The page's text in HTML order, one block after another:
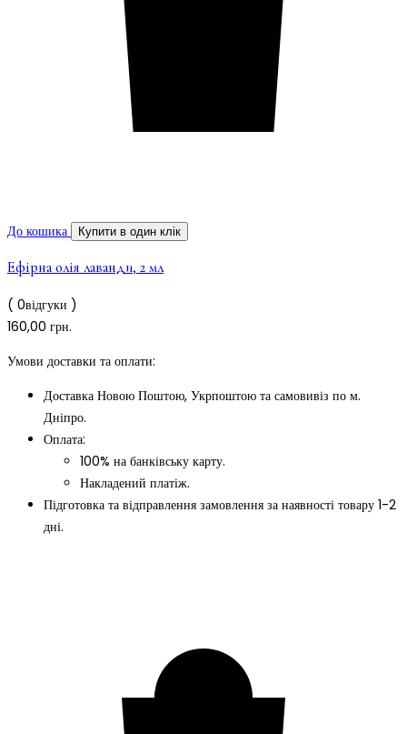
До кошика Купити в один клік
Ефірна олія лаванди, 2 мл
( 0відгуки )
160,00 грн.
Умови доставки та оплати:
Доставка Новою Поштою, Укрпоштою та самовивіз по м.
Дніпро.
Оплата:
100% на банківську карту.
Накладений платіж.
Підготовка та відправлення замовлення за наявності товару 1-2
дні.